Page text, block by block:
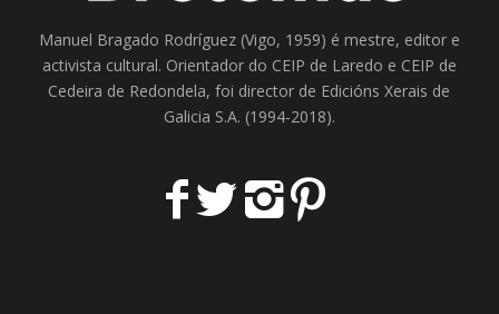
Manuel Bragado Rodríguez (Vigo, 1959) é mestre, editor e
activista cultural. Orientador do CEIP de Laredo e CEIP de
Cedeira de Redondela, foi director de Edicións Xerais de
Galicia S.A. (1994-2018).